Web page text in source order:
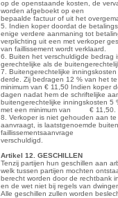
op de openstaande kosten, de
worden afgeboekt op een
bepaalde factuur of uit het
5. Indien koper doordat de
enige verdere aanmaning tot
verplichting uit een met verkoper
van faillissement wordt verklaard.
6. Buiten het verschuldigde bedrag
gerechtelijke als de
7. Buitengerechtelijke
derde. Zij bedragen 12 % van het
minimum van € 11,50 Indien koper
dagen nadat hem de schriftelijke
buitengerechtelijke inningskosten 5
met een minimum van € 11,50.
8. Verkoper is niet gehouden aan
aanvraagt, is laatstgenoemde
faillissementsaanvrage
verschuldigd.
Artikel 12. GESCHILLEN
Tenzij partijen hun geschillen aan
welk tussen partijen mochten
berecht worden door de rechtbank
en de wet niet bij regels van
Alle geschillen zullen worden